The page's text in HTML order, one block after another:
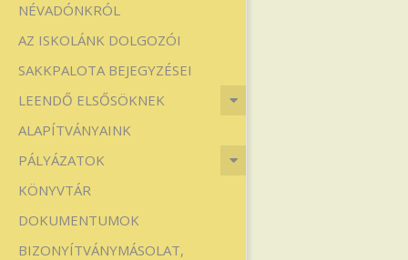
NÉVADÓNKRÓL
AZ ISKOLÁNK DOLGOZÓI
SAKKPALOTA BEJEGYZÉSEI
LEENDŐ ELSŐSÖKNEK
ALAPÍTVÁNYAINK
PÁLYÁZATOK
KÖNYVTÁR
DOKUMENTUMOK
BIZONYÍTVÁNYMÁSOLAT,